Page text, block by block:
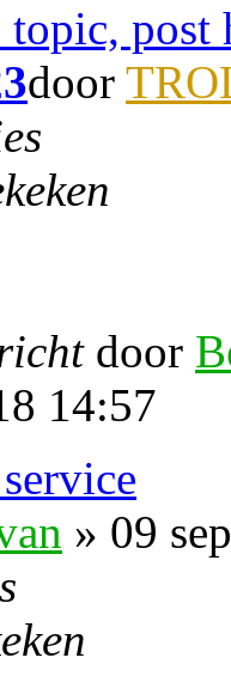
post
door
door
14:57
» 09